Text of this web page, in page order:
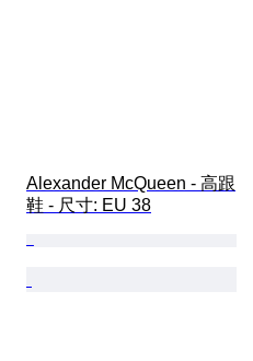
Alexander McQueen - 高跟
鞋 - 尺寸: EU 38